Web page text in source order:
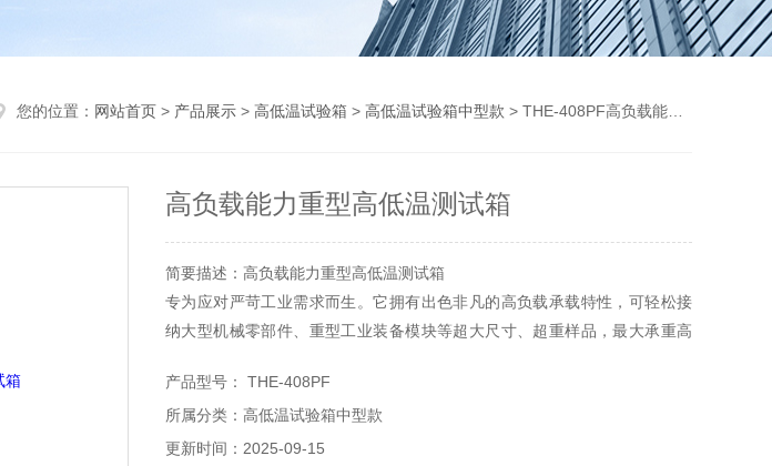
您的位置： 网站首页 > 产品展示 > 高低温试验箱 > 高低温试验箱中型款 > THE-408PF高负载能力重型高低温测试箱
高负载能力重型高低温测试箱
简要描述：高负载能力重型高低温测试箱
专为应对严苛工业需求而生。它拥有出色非凡的高负载承载特性，可轻松接
纳大型机械零部件、重型工业装备模块等超大尺寸、超重样品，最大承重高
高效，是航空、汽车、家电、科研等领域*的测试设备，用于测试和确定电
工、电子及其他产品及材料进行高温、低温、湿热度或恒定湿热试验的温度
环境变化后的参数及性能
产品型号： THE-408PF
所属分类：高低温试验箱中型款
更新时间：2025-09-15